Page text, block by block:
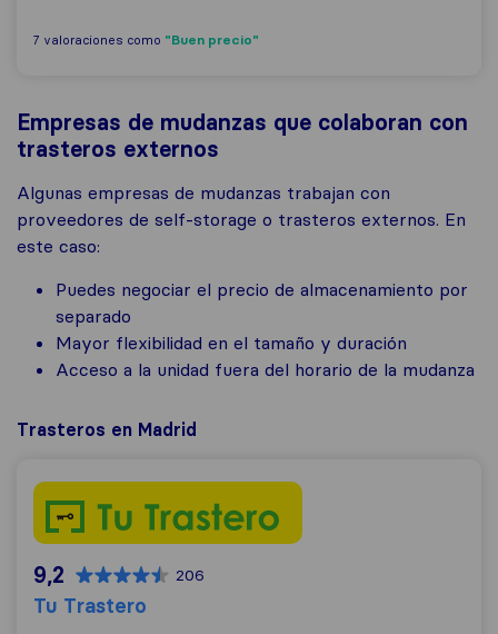
7 valoraciones como "Buen precio"
Empresas de mudanzas que colaboran con
trasteros externos
Algunas empresas de mudanzas trabajan con
proveedores de self-storage o trasteros externos. En
este caso:
Puedes negociar el precio de almacenamiento por
separado
Mayor flexibilidad en el tamaño y duración
Acceso a la unidad fuera del horario de la mudanza
Trasteros en Madrid
Tu Trastero
9,2 206
Tu Trastero